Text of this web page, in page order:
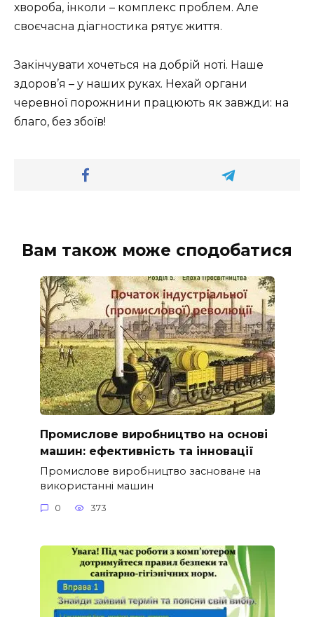
хвороба, інколи – комплекс проблем. Але
своєчасна діагностика рятує життя.
Закінчувати хочеться на добрій ноті. Наше
здоров’я – у наших руках. Нехай органи
черевної порожнини працюють як завжди: на
благо, без збоїв!
Вам також може сподобатися
Промислове виробництво на основі
машин: ефективність та інновації
Промислове виробництво засноване на
використанні машин
0 373